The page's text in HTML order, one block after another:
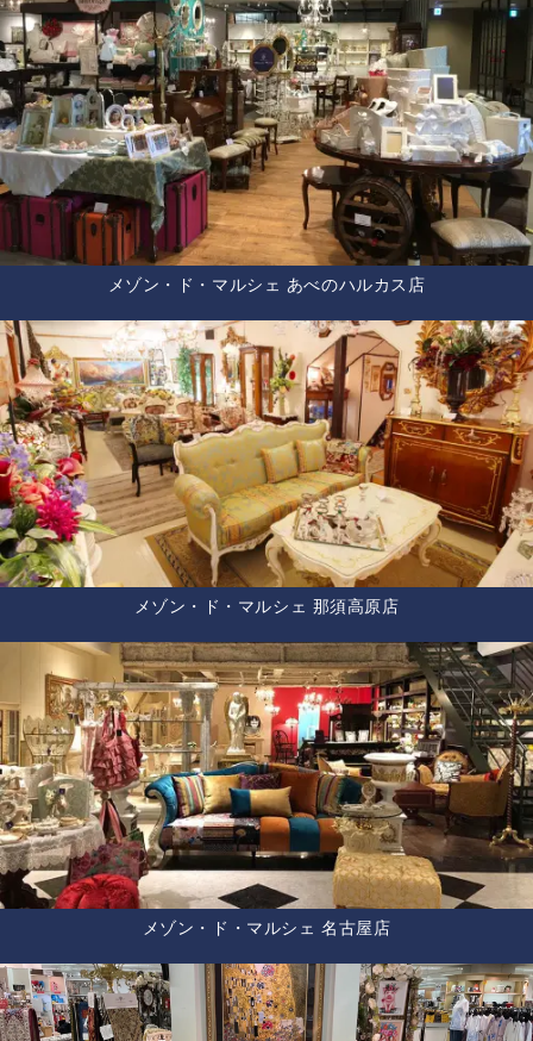
メゾン・ド・マルシェ あべのハルカス店
メゾン・ド・マルシェ 那須高原店
メゾン・ド・マルシェ 名古屋店